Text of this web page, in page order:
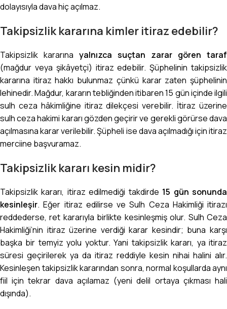
dolayısıyla dava hiç açılmaz.
Takipsizlik kararına kimler itiraz edebilir?
Takipsizlik kararına yalnızca suçtan zarar gören taraf
(mağdur veya şikâyetçi) itiraz edebilir. Şüphelinin takipsizlik
kararına itiraz hakkı bulunmaz çünkü karar zaten şüphelinin
lehinedir. Mağdur, kararın tebliğinden itibaren 15 gün içinde ilgili
sulh ceza hâkimliğine itiraz dilekçesi verebilir. İtiraz üzerine
sulh ceza hakimi kararı gözden geçirir ve gerekli görürse dava
açılmasına karar verilebilir. Şüpheli ise dava açılmadığı için itiraz
merciine başvuramaz.
Takipsizlik kararı kesin midir?
Takipsizlik kararı, itiraz edilmediği takdirde 15 gün sonunda
kesinleşir. Eğer itiraz edilirse ve Sulh Ceza Hakimliği itirazı
reddederse, ret kararıyla birlikte kesinleşmiş olur. Sulh Ceza
Hakimliği’nin itiraz üzerine verdiği karar kesindir; buna karşı
başka bir temyiz yolu yoktur. Yani takipsizlik kararı, ya itiraz
süresi geçirilerek ya da itiraz reddiyle kesin nihai halini alır.
Kesinleşen takipsizlik kararından sonra, normal koşullarda aynı
fiil için tekrar dava açılamaz (yeni delil ortaya çıkması hali
dışında).